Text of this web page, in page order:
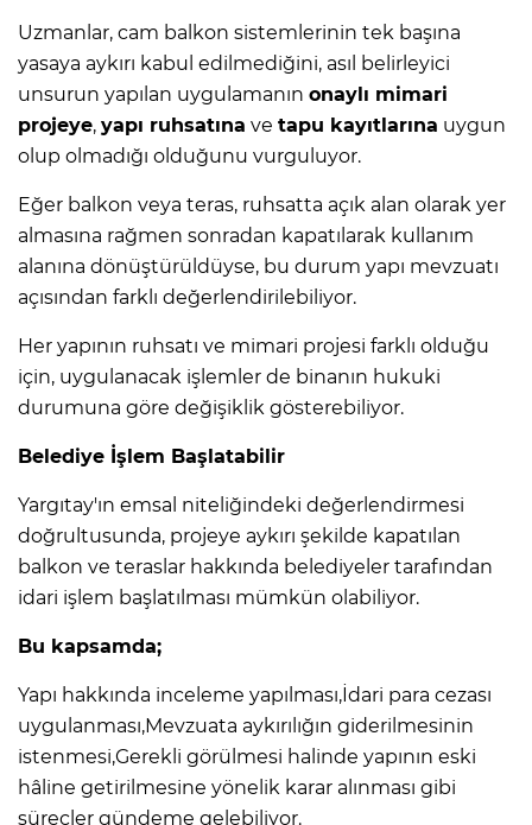
Uzmanlar, cam balkon sistemlerinin tek başına
yasaya aykırı kabul edilmediğini, asıl belirleyici
unsurun yapılan uygulamanın onaylı mimari
projeye, yapı ruhsatına ve tapu kayıtlarına uygun
olup olmadığı olduğunu vurguluyor.
Eğer balkon veya teras, ruhsatta açık alan olarak yer
almasına rağmen sonradan kapatılarak kullanım
alanına dönüştürüldüyse, bu durum yapı mevzuatı
açısından farklı değerlendirilebiliyor.
Her yapının ruhsatı ve mimari projesi farklı olduğu
için, uygulanacak işlemler de binanın hukuki
durumuna göre değişiklik gösterebiliyor.
Belediye İşlem Başlatabilir
Yargıtay'ın emsal niteliğindeki değerlendirmesi
doğrultusunda, projeye aykırı şekilde kapatılan
balkon ve teraslar hakkında belediyeler tarafından
idari işlem başlatılması mümkün olabiliyor.
Bu kapsamda;
Yapı hakkında inceleme yapılması,İdari para cezası
uygulanması,Mevzuata aykırılığın giderilmesinin
istenmesi,Gerekli görülmesi halinde yapının eski
hâline getirilmesine yönelik karar alınması gibi
süreçler gündeme gelebiliyor.